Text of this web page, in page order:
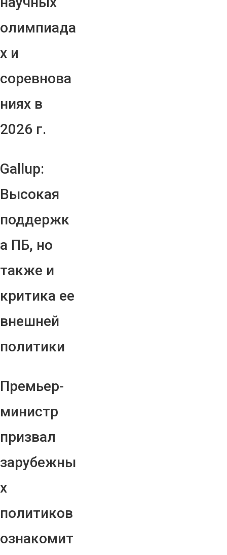
олимпиада
х и
соревнова
ниях в
2026 г.
Gallup:
Высокая
поддержк
а ПБ, но
также и
критика ее
внешней
политики
Премьер-
министр
призвал
зарубежны
х
политиков
ознакомит